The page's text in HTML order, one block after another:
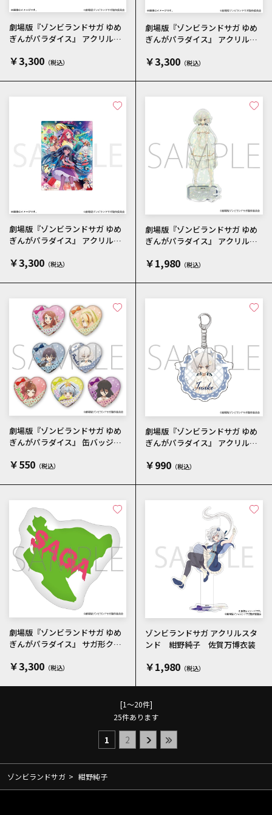
劇場版『ゾンビランドサガ ゆめ
ぎんがパラダイス』 アクリルパ
￥3,300
劇場版『ゾンビランドサガ ゆめ
ぎんがパラダイス』 アクリルパ
￥3,300
劇場版『ゾンビランドサガ ゆめ
ぎんがパラダイス』 アクリルパ
￥3,300
劇場版『ゾンビランドサガ ゆめ
ぎんがパラダイス』 アクリルス
￥1,980
劇場版『ゾンビランドサガ ゆめ
ぎんがパラダイス』 缶バッジコ
￥550
劇場版『ゾンビランドサガ ゆめ
ぎんがパラダイス』 アクリルキ
￥990
劇場版『ゾンビランドサガ ゆめ
ぎんがパラダイス』 サガ形クッ
￥3,300
ゾンビランドサガ アクリルスタ
ンド 紺野純子 佐賀万博衣装
￥1,980
[1～20件]
25件あります
1 2
ゾンビランドサガ > 紺野純子